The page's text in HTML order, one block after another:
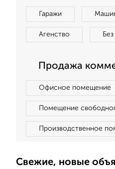
Гаражи
Агенство
Продажа
Офисное помещение
Помещение
Производственное
Свежие, новые